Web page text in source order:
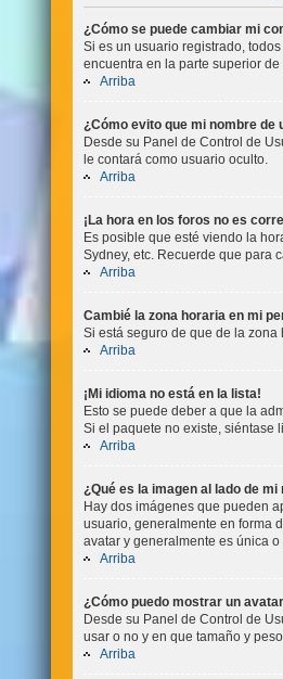
¿Cómo se puede cambiar mi
Si es un usuario registrado,
encuentra en la parte superior
Arriba
¿Cómo evito que mi nombre
Desde su Panel de Control de
le contará como usuario oculto.
Arriba
¡La hora en los foros no es
Es posible que esté viendo la
Sydney, etc. Recuerde que para
Arriba
Cambié la zona horaria en mi
Si está seguro de que de la
Arriba
¡Mi idioma no está en la lista!
Esto se puede deber a que la
Si el paquete no existe, siéntase
Arriba
¿Qué es la imagen al lado de
Hay dos imágenes que pueden
usuario, generalmente en forma
avatar y generalmente es única
Arriba
¿Cómo puedo mostrar un
Desde su Panel de Control de
usar o no y en que tamaño y
Arriba